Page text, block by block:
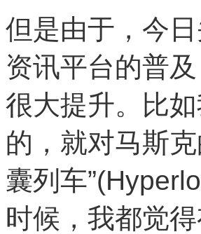
但是由于，今
资讯平台的普
很大提升。比
的，就对马斯
囊列车
时候，我都觉